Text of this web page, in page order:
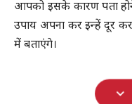
आपको इसके कारण पता
उपाय अपना कर इन्हें दूर
में बताएंगे।
expand_more